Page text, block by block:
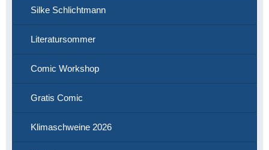
Silke Schlichtmann
Literatursommer
Comic Workshop
Gratis Comic
Klimaschweine 2026